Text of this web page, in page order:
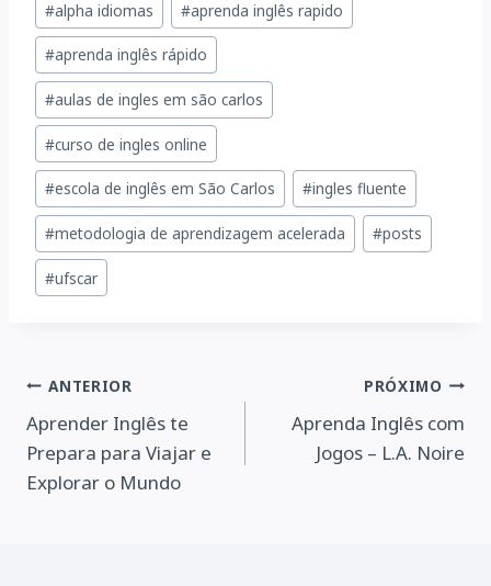
do
Post:
#alpha idiomas #aprenda inglês rapido
#aprenda inglês rápido
#aulas de ingles em são carlos
#curso de ingles online
#escola de inglês em São Carlos #ingles fluente
#metodologia de aprendizagem acelerada #posts
#ufscar
Navegação
de
Post
ANTERIOR
Aprender Inglês te
Prepara para Viajar e
Explorar o Mundo
PRÓXIMO
Aprenda Inglês com
Jogos – L.A. Noire